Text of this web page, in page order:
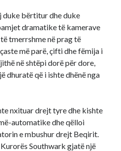
duke bërtitur dhe duke
dramatike të kamerave
tmerrshme në prag të
më parë, çifti dhe fëmija i
në shtëpi dorë për dore,
dhuratë që i ishte dhënë nga
nxituar drejt tyre dhe kishte
automatike dhe qëlloi
e mbushur drejt Beqirit.
Southwark gjatë një